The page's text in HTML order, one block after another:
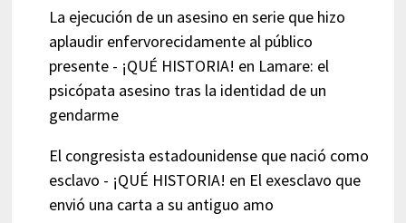
La ejecución de un asesino en serie que hizo
aplaudir enfervorecidamente al público
presente - ¡QUÉ HISTORIA! en Lamare: el
psicópata asesino tras la identidad de un
gendarme
El congresista estadounidense que nació como
esclavo - ¡QUÉ HISTORIA! en El exesclavo que
envió una carta a su antiguo amo